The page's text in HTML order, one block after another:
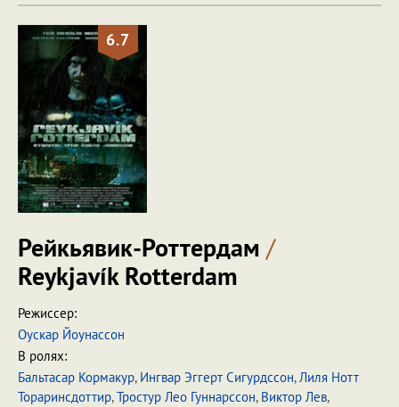
6.7
Рейкьявик-Роттердам /
Reykjavík Rotterdam
Режиссер:
Оускар Йоунассон
В ролях:
Бальтасар Кормакур, Ингвар Эггерт Сигурдссон,Лиля Нотт
Тораринсдоттир,Тростур Лео Гуннарссон, Виктор Лев,